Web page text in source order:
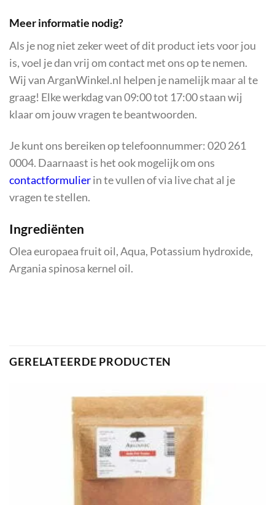
Meer informatie nodig?
Als je nog niet zeker weet of dit product iets voor jou
is, voel je dan vrij om contact met ons op te nemen.
Wij van ArganWinkel.nl helpen je namelijk maar al te
graag! Elke werkdag van 09:00 tot 17:00 staan wij
klaar om jouw vragen te beantwoorden.
Je kunt ons bereiken op telefoonnummer: 020 261
0004. Daarnaast is het ook mogelijk om ons
contactformulierin te vullen of via live chat al je
vragen te stellen.
Ingrediënten
Olea europaea fruit oil, Aqua, Potassium hydroxide,
Argania spinosa kernel oil.
GERELATEERDE PRODUCTEN